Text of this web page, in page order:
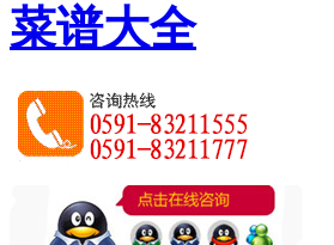
菜谱大全